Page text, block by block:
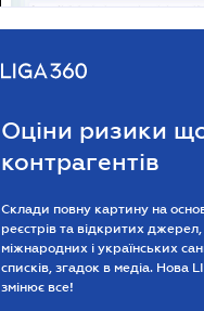
Оціни ризики
контрагентів
Склади повну картину на
реєстрів та відкритих джерел,
міжнародних і українських
списків, згадок в медіа. Нова
змінює все!